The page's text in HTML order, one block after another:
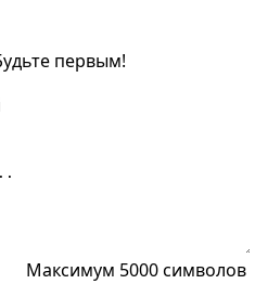
первым!
Максимум 5000 символов